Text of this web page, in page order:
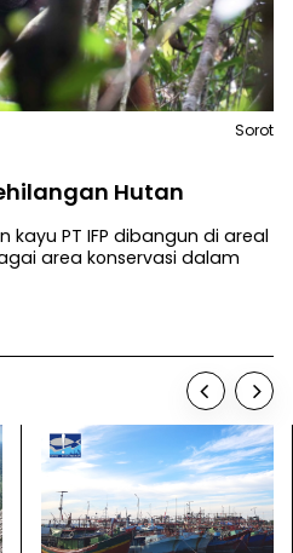
Hutan
kayu PT IFP dibangun di areal
area konservasi dalam
Sorot